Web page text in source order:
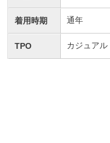
着用時期 通年
TPO カジュアル